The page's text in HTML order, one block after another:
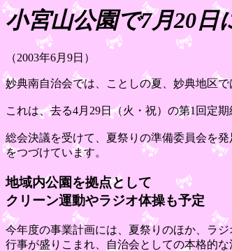
小宮山公園で7月20日
（2003年6月9日）
妙典南自治会では、ことしの夏、妙典地区
これは、去る4月29日（火・祝）の第1回定
総会決議を受けて、夏祭りの準備委員会を
をつづけています。
地域内公園を拠点として
クリーン運動やラジオ体操も予定
今年度の事業計画には、夏祭りのほか、ラ
行事が盛りこまれ、自治会としての本格的な